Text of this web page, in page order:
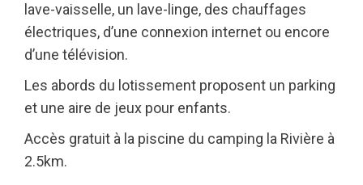
lave-vaisselle, un lave-linge, des chauffages
électriques, d’une connexion internet ou encore
d’une télévision.
Les abords du lotissement proposent un parking
et une aire de jeux pour enfants.
Accès gratuit à la piscine du camping la Rivière à
2.5km.